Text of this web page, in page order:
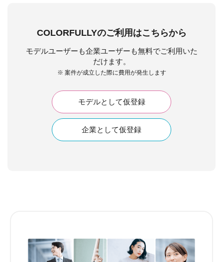
COLORFULLYのご利用はこちらから
モデルユーザーも企業ユーザーも無料でご利用いた
だけます。
※ 案件が成立した際に費用が発生します
モデルとして仮登録
企業として仮登録